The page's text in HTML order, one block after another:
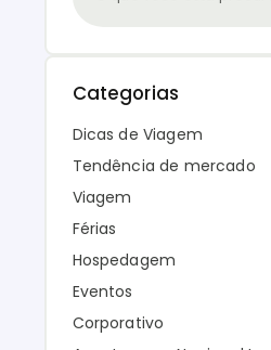
Categorias
Dicas de Viagem
Tendência de mercado
Viagem
Férias
Hospedagem
Eventos
Corporativo